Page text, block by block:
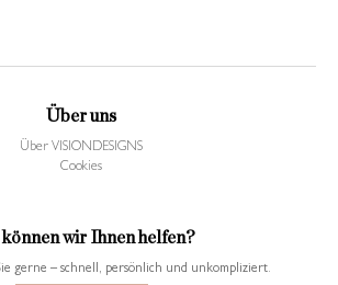
Über uns
Über VISIONDESIGNS
Cookies
können wir Ihnen helfen?
gerne – schnell, persönlich und unkompliziert.